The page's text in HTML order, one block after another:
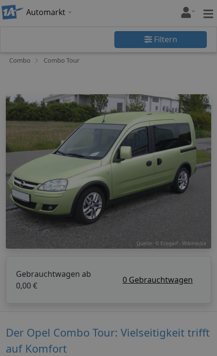
Automarkt
Filtern
Combo Combo Tour
Quelle: © Ecogarf - Wikimedia
Gebrauchtwagen ab
0,00 €
0 Gebrauchtwagen
Der Opel Combo Tour: Vielseitigkeit trifft
auf Komfort